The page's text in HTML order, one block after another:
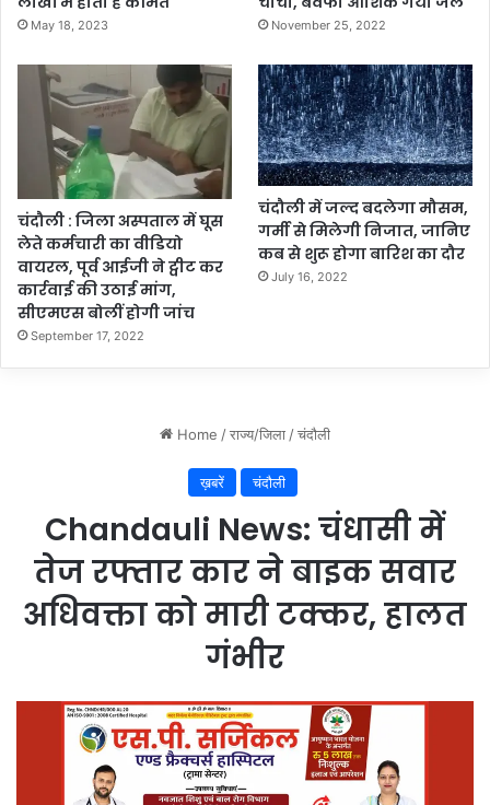
ई
डि
र
से
मां
गी
रि
पो
र्ट
May 18, 2023 November 25, 2022
चंदौली : जिला अस्पताल में घूस
लेते कर्मचारी का वीडियो
वायरल, पूर्व आईजी ने ट्वीट कर
कार्रवाई की उठाई मांग,
सीएमएस बोलीं होगी जांच
September 17, 2022
चंदौली में जल्द बदलेगा मौसम,
गर्मी से मिलेगी निजात, जानिए
कब से शुरू होगा बारिश का दौर
July 16, 2022